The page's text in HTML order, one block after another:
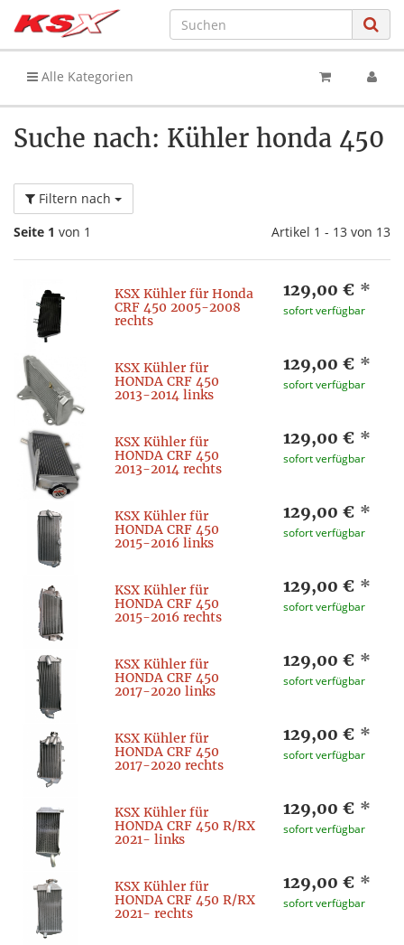
Alle Kategorien
Suche nach: Kühler honda 450
Filtern nach
Seite 1 von 1 Artikel 1 - 13 von 13
KSX Kühler für Honda
CRF 450 2005-2008
rechts
129,00 € *
sofort verfügbar
KSX Kühler für
HONDA CRF 450
2013-2014 links
129,00 € *
sofort verfügbar
KSX Kühler für
HONDA CRF 450
2013-2014 rechts
129,00 € *
sofort verfügbar
KSX Kühler für
HONDA CRF 450
2015-2016 links
129,00 € *
sofort verfügbar
KSX Kühler für
HONDA CRF 450
2015-2016 rechts
129,00 € *
sofort verfügbar
KSX Kühler für
HONDA CRF 450
2017-2020 links
129,00 € *
sofort verfügbar
KSX Kühler für
HONDA CRF 450
2017-2020 rechts
129,00 € *
sofort verfügbar
KSX Kühler für
HONDA CRF 450 R/RX
2021- links
129,00 € *
sofort verfügbar
KSX Kühler für
HONDA CRF 450 R/RX
2021- rechts
129,00 € *
sofort verfügbar